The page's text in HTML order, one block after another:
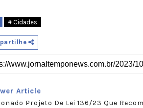
# Cidades
Article
Projeto De Lei 136/23 Que